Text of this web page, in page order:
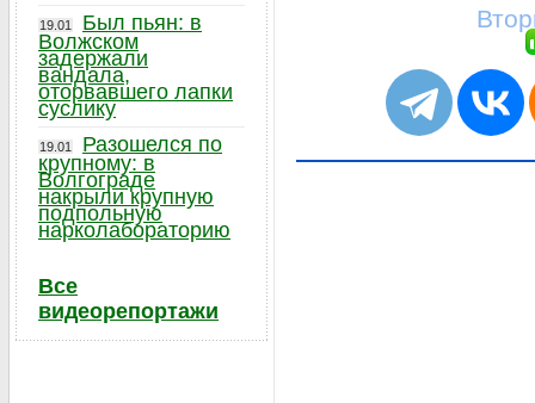
19.01
Был пьян: в
Волжском
задержали
вандала,
оторвавшего лапки
суслику
19.01
Разошелся по
крупному: в
Волгограде
накрыли крупную
подпольную
нарколабораторию
Все
видеорепортажи